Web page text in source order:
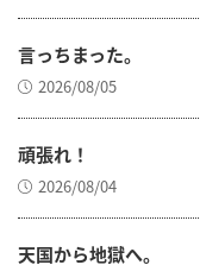
言っちまった。
2026/08/05
頑張れ！
2026/08/04
天国から地獄へ。